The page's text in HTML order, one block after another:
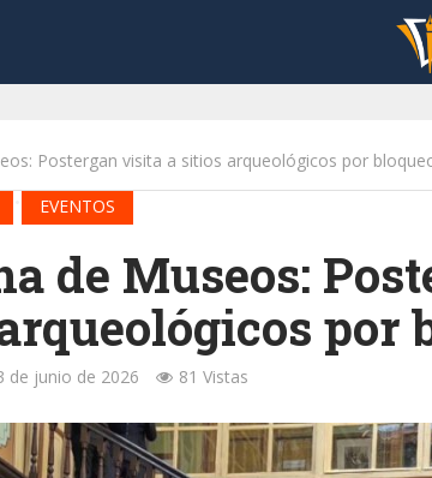
Postergan visita a sitios arqueológicos por
EVENTOS
de Museos:
por
de junio de 2026 81 Vistas